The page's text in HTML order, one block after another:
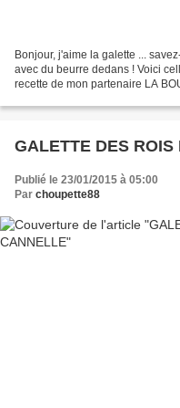
Bonjour, j'aime la galette ...
avec du beurre dedans ! Voici
recette de mon partenaire LA
GALETTE DES
Publié le 23/01/2015 à 05:00
Par choupette88